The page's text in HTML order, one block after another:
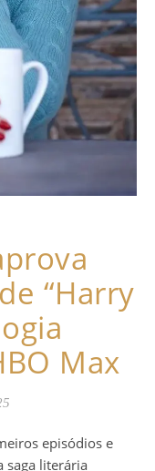
“Harry
Max
saga literária